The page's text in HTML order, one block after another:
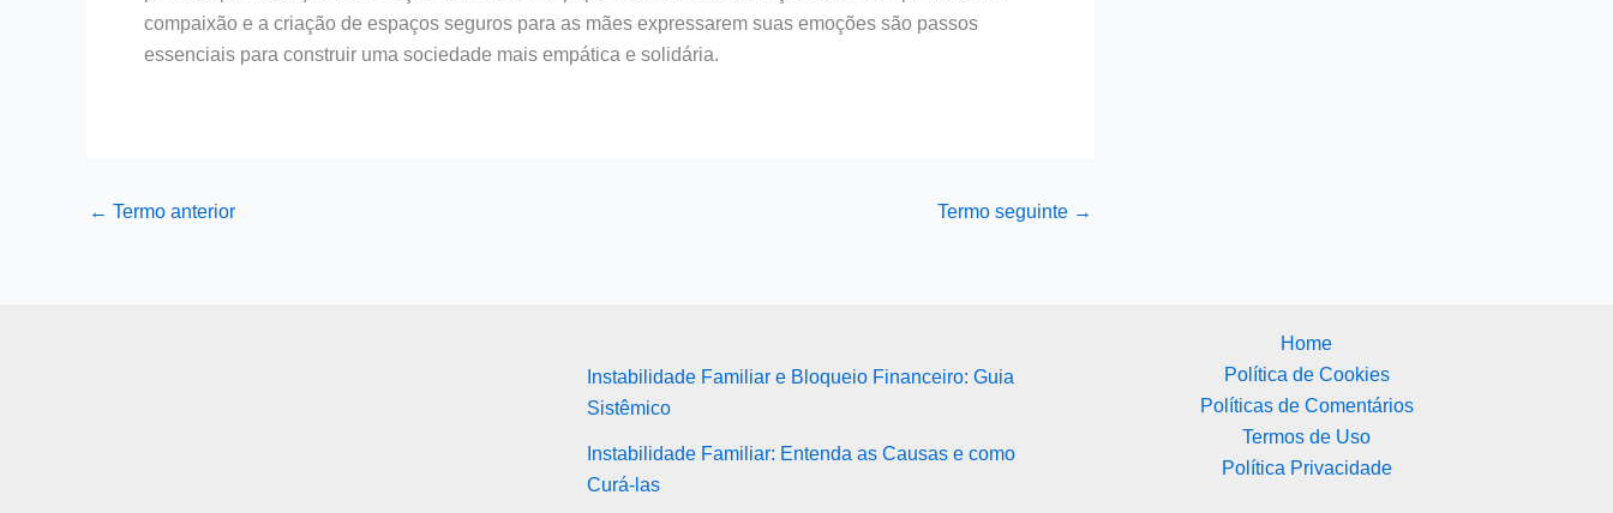
compaixão e a criação de espaços seguros para as mães expressarem suas emoções são passos
essenciais para construir uma sociedade mais empática e solidária.
← Termo anterior Termo seguinte →
Instabilidade Familiar e Bloqueio Financeiro: Guia
Sistêmico
Instabilidade Familiar: Entenda as Causas e como
Curá-las
Home
Política de Cookies
Políticas de Comentários
Termos de Uso
Política Privacidade